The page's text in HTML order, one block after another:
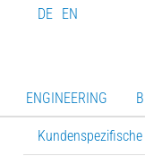
DE EN
ENGINEERING